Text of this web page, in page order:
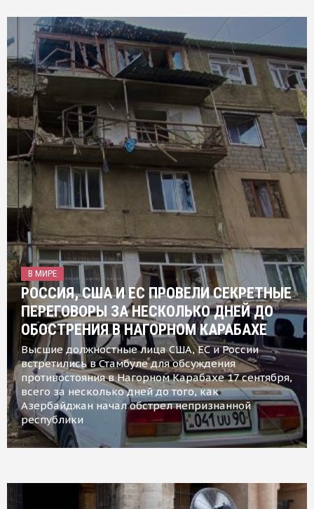
В МИРЕ
РОССИЯ, США И ЕС ПРОВЕЛИ СЕКРЕТНЫЕ
ПЕРЕГОВОРЫ ЗА НЕСКОЛЬКО ДНЕЙ ДО
ОБОСТРЕНИЯ В НАГОРНОМ КАРАБАХЕ
Высшие должностные лица США, ЕС и России
встретились в Стамбуле для обсуждения
противостояния в Нагорном Карабахе 17 сентября,
всего за несколько дней до того, как
Азербайджан начал обстрел непризнанной
республики